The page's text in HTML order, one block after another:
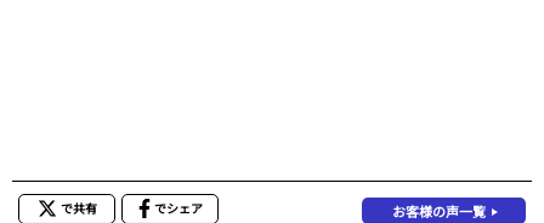
で共有 でシェア お客様の声一覧